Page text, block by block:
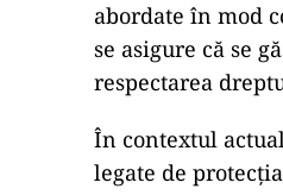
abordate în mod
se asigure că se
respectarea
În contextul
legate de